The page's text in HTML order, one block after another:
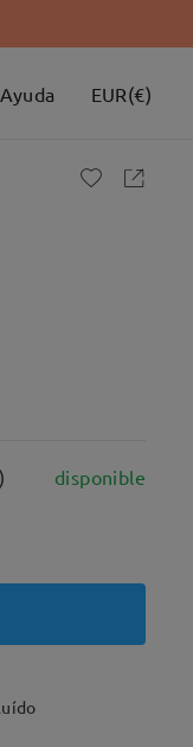
Ayuda EUR(€)
disponible